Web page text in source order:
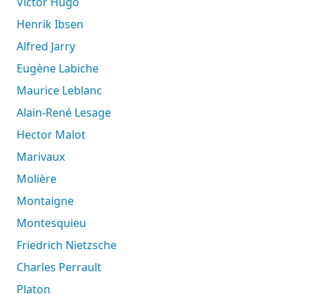
Henrik Ibsen
Alfred Jarry
Eugène Labiche
Maurice Leblanc
Alain-René Lesage
Hector Malot
Marivaux
Molière
Montaigne
Montesquieu
Friedrich Nietzsche
Charles Perrault
Platon